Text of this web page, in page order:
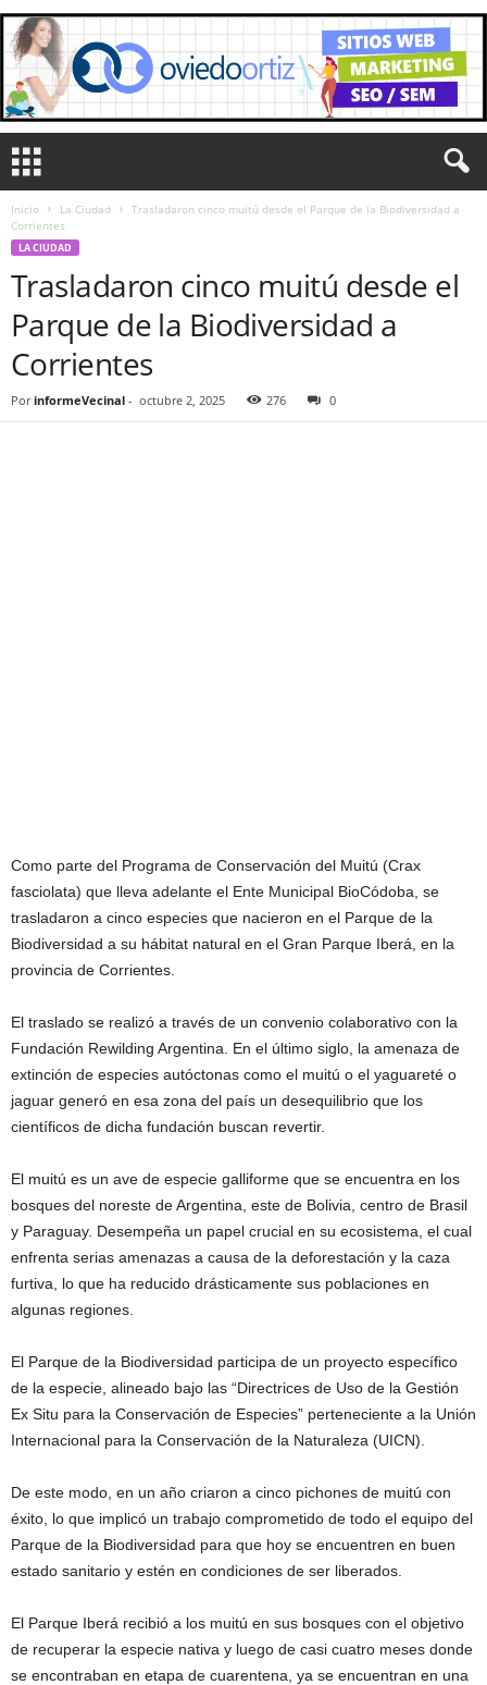
Inicio La Ciudad
Trasladaron cinco muitú desde el Parque de la Biodiversidad a
Corrientes
LA CIUDAD
Trasladaron cinco muitú desde el
Parque de la Biodiversidad a
Corrientes
Por informeVecinal - octubre 2, 2025 276 0
Como parte del Programa de Conservación del Muitú (Crax
fasciolata) que lleva adelante el Ente Municipal BioCódoba, se
trasladaron a cinco especies que nacieron en el Parque de la
Biodiversidad a su hábitat natural en el Gran Parque Iberá, en la
provincia de Corrientes.
El traslado se realizó a través de un convenio colaborativo con la
Fundación Rewilding Argentina. En el último siglo, la amenaza de
extinción de especies autóctonas como el muitú o el yaguareté o
jaguar generó en esa zona del país un desequilibrio que los
científicos de dicha fundación buscan revertir.
El muitú es un ave de especie galliforme que se encuentra en los
bosques del noreste de Argentina, este de Bolivia, centro de Brasil
y Paraguay. Desempeña un papel crucial en su ecosistema, el cual
enfrenta serias amenazas a causa de la deforestación y la caza
furtiva, lo que ha reducido drásticamente sus poblaciones en
algunas regiones.
El Parque de la Biodiversidad participa de un proyecto específico
de la especie, alineado bajo las “Directrices de Uso de la Gestión
Ex Situ para la Conservación de Especies” perteneciente a la Unión
Internacional para la Conservación de la Naturaleza (UICN).
De este modo, en un año criaron a cinco pichones de muitú con
éxito, lo que implicó un trabajo comprometido de todo el equipo del
Parque de la Biodiversidad para que hoy se encuentren en buen
estado sanitario y estén en condiciones de ser liberados.
El Parque Iberá recibió a los muitú en sus bosques con el objetivo
de recuperar la especie nativa y luego de casi cuatro meses donde
se encontraban en etapa de cuarentena, ya se encuentran en una